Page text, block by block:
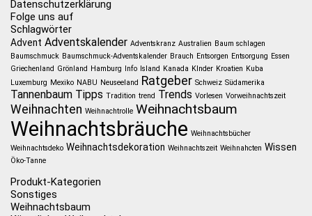
Datenschutzerklärung
Folge uns auf
Schlagwörter
Advent Adventskalender Adventskranz Australien Baum schlagen
Baumschmuck Baumschmuck-Adventskalender Brauch Entsorgen Entsorgung Essen
Griechenland Grönland Hamburg Info Island Kanada KInder Kroatien Kuba
Luxemburg Mexiko NABU Neuseeland Ratgeber Schweiz Südamerika
Tannenbaum Tipps Tradition trend Trends Vorlesen Vorweihnachtszeit
Weihnachten Weihnachtrolle Weihnachtsbaum
Weihnachtsbräuche Weihnachtsbücher
Weihnachtsdeko Weihnachtsdekoration Weihnachtszeit Weihnahcten Wissen
Öko-Tanne
Produkt-Kategorien
Sonstiges
Weihnachtsbaum